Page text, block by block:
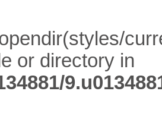
or directory in